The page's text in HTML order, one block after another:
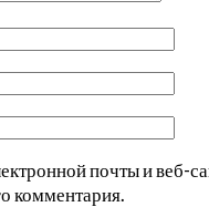
почты и веб-
комментария.